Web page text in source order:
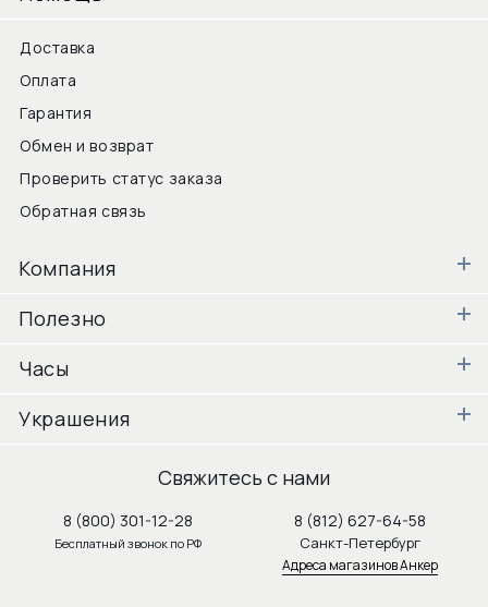
Доставка
Оплата
Гарантия
Обмен и возврат
Проверить статус заказа
Обратная связь
Компания
Полезно
Часы
Украшения
Свяжитесь с нами
8 (800) 301-12-28
Бесплатный звонок по РФ
8 (812) 627-64-58
Санкт-Петербург
Адреса магазинов Анкер